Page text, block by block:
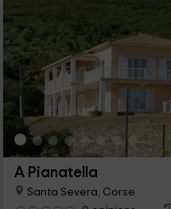
A Pianatella
Santa Severa, Corse